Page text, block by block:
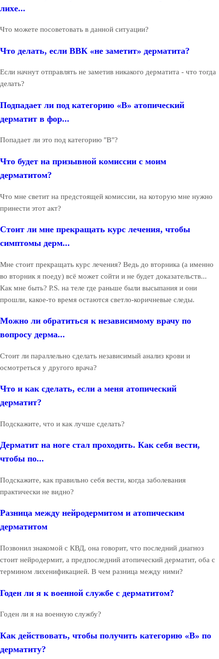
лихе...
Что можете посоветовать в данной ситуации?
Что делать, если ВВК «не заметит» дерматита?
Если начнут отправлять не заметив никакого дерматита - что тогда
делать?
Подпадает ли под категорию «В» атопический
дерматит в фор...
Попадает ли это под категорию "В"?
Что будет на призывной комиссии с моим
дерматитом?
Что мне светит на предстоящей комиссии, на которую мне нужно
принести этот акт?
Стоит ли мне прекращать курс лечения, чтобы
симптомы дерм...
Мне стоит прекращать курс лечения? Ведь до вторника (а именно
во вторник я поеду) всё может сойти и не будет доказательств...
Как мне быть? P.S. на теле где раньше были высыпания и они
прошли, какое-то время остаются светло-коричневые следы.
Можно ли обратиться к независимому врачу по
вопросу дерма...
Стоит ли параллельно сделать независимый анализ крови и
осмотреться у другого врача?
Что и как сделать, если а меня атопический
дерматит?
Подскажите, что и как лучше сделать?
Дерматит на ноге стал проходить. Как себя вести,
чтобы по...
Подскажите, как правильно себя вести, когда заболевания
практически не видно?
Разница между нейродермитом и атопическим
дерматитом
Позвонил знакомой с КВД, она говорит, что последний диагноз
стоит нейродермит, а предпоследний атопический дерматит, оба с
термином лихенификацией. В чем разница между ними?
Годен ли я к военной службе с дерматитом?
Годен ли я на военную службу?
Как действовать, чтобы получить категорию «В» по
дерматиту?